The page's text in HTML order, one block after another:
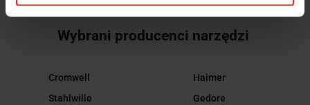
Wybrani producenci narzędzi
Cromwell
Stahlwille
Haimer
Gedore